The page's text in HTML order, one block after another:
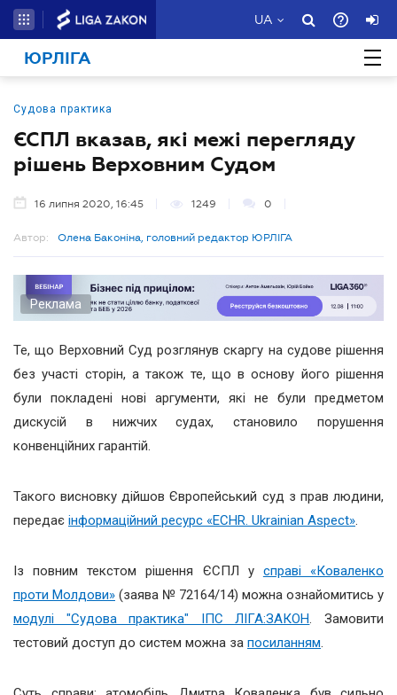
UA
ЮРЛІГА
Судова практика
ЄСПЛ вказав, які межі перегляду
рішень Верховним Судом
16 липня 2020, 16:45 1249 0
Автор: Олена Баконіна, головний редактор ЮРЛІГА
Реклама
Те, що Верховний Суд розглянув скаргу на судове рішення
без участі сторін, а також те, що в основу його рішення
були покладені нові аргументи, які не були предметом
дискусій в нижчих судах, становило порушення
конвенційних гарантій.
Такого висновку дійшов Європейський суд з прав людини,
передає інформаційний ресурс «ECHR. Ukrainian Aspect».
Із повним текстом рішення ЄСПЛ у справі «Коваленко
проти Молдови» (заява № 72164/14) можна ознайомитись у
модулі "Судова практика" ІПС ЛІГА:ЗАКОН. Замовити
тестовий доступ до систем можна за посиланням.